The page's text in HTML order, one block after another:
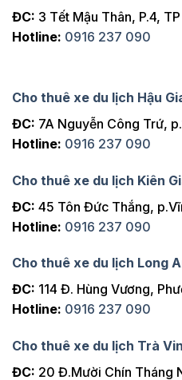
ĐC: 3 Tết Mậu Thân, P.4,
Hotline: 0916 237 090
Cho thuê xe du lịch Hậu
ĐC: 7A Nguyễn Công Trứ,
Hotline: 0916 237 090
Cho thuê xe du lịch Kiên
ĐC: 45 Tôn Đức Thắng,
Hotline: 0916 237 090
Cho thuê xe du lịch Long
ĐC: 114 Đ. Hùng Vương,
Hotline: 0916 237 090
Cho thuê xe du lịch Trà
ĐC: 20 Đ.Mười Chín Tháng